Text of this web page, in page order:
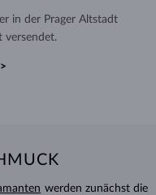
in der Prager Altstadt
versendet.
werden zunächst die